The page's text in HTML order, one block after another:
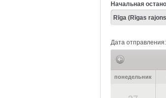
Начальная
Дата отправления:
понедельник